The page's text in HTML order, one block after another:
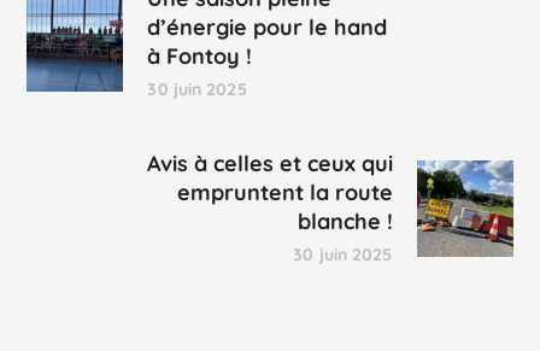
d’énergie pour le hand
à Fontoy !
30 juin 2025
Avis à celles et ceux qui
empruntent la route
blanche !
30 juin 2025